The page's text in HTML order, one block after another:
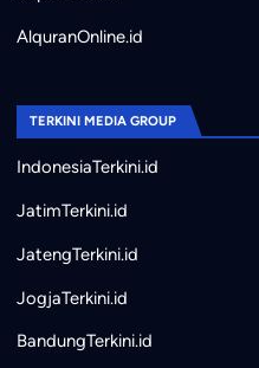
AlquranOnline.id
TERKINI MEDIA GROUP
IndonesiaTerkini.id
JatimTerkini.id
JatengTerkini.id
JogjaTerkini.id
BandungTerkini.id